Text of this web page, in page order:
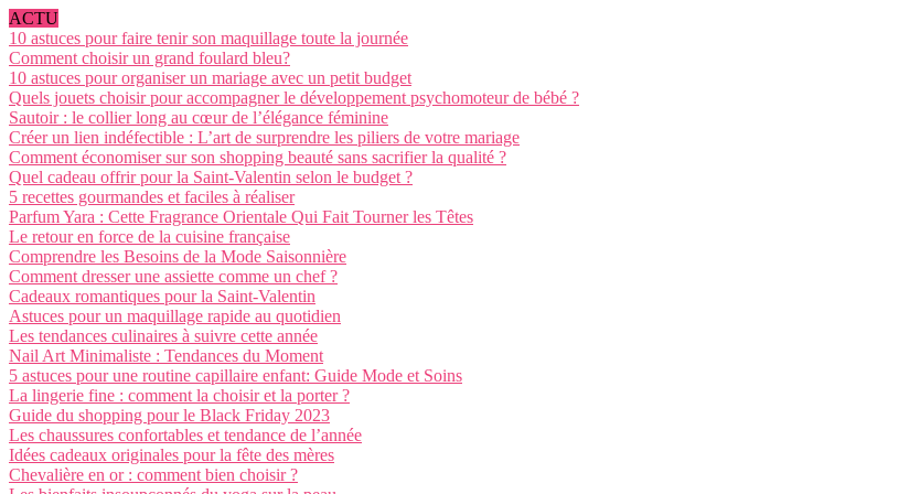
ACTU
10 astuces pour faire tenir son maquillage toute la journée
Comment choisir un grand foulard bleu?
10 astuces pour organiser un mariage avec un petit budget
Quels jouets choisir pour accompagner le développement psychomoteur de bébé ?
Sautoir : le collier long au cœur de l’élégance féminine
Créer un lien indéfectible : L’art de surprendre les piliers de votre mariage
Comment économiser sur son shopping beauté sans sacrifier la qualité ?
Quel cadeau offrir pour la Saint-Valentin selon le budget ?
5 recettes gourmandes et faciles à réaliser
Parfum Yara : Cette Fragrance Orientale Qui Fait Tourner les Têtes
Le retour en force de la cuisine française
Comprendre les Besoins de la Mode Saisonnière
Comment dresser une assiette comme un chef ?
Cadeaux romantiques pour la Saint-Valentin
Astuces pour un maquillage rapide au quotidien
Les tendances culinaires à suivre cette année
Nail Art Minimaliste : Tendances du Moment
5 astuces pour une routine capillaire enfant: Guide Mode et Soins
La lingerie fine : comment la choisir et la porter ?
Guide du shopping pour le Black Friday 2023
Les chaussures confortables et tendance de l’année
Idées cadeaux originales pour la fête des mères
Chevalière en or : comment bien choisir ?